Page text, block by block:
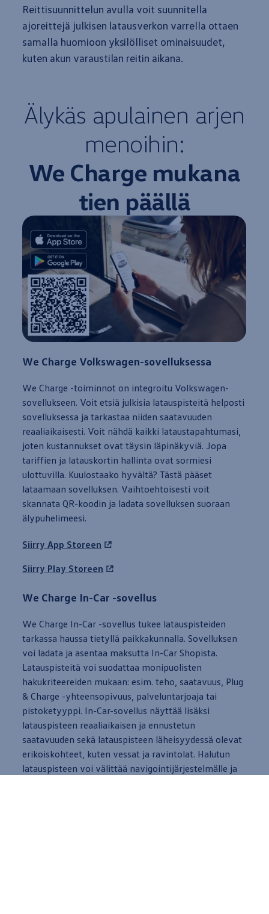
Reittisuunnittelun avulla voit suunnitella
ajoreittejä julkisen latausverkon varrella ottaen
samalla huomioon yksilölliset ominaisuudet,
kuten akun varaustilan reitin aikana.
Älykäs apulainen arjen
menoihin:
We Charge mukana
tien päällä
5 6
We Charge Volkswagen-sovelluksessa
We Charge -toiminnot on integroitu Volkswagen-
sovellukseen. Voit etsiä julkisia latauspisteitä helposti
sovelluksessa ja tarkastaa niiden saatavuuden
reaaliaikaisesti. Voit nähdä kaikki lataustapahtumasi,
joten kustannukset ovat täysin läpinäkyviä. Jopa
tariffien ja latauskortin hallinta ovat sormiesi
ulottuvilla. Kuulostaako hyvältä? Tästä pääset
lataamaan sovelluksen. Vaihtoehtoisesti voit
skannata QR-koodin ja ladata sovelluksen suoraan
älypuhelimeesi.
Siirry App Storeen
Siirry Play Storeen
We Charge In-Car -sovellus
We Charge In-Car -sovellus tukee latauspisteiden
tarkassa haussa tietyllä paikkakunnalla. Sovelluksen
voi ladata ja asentaa maksutta In-Car Shopista.
Latauspisteitä voi suodattaa monipuolisten
hakukriteereiden mukaan: esim. teho, saatavuus, Plug
& Charge -yhteensopivuus, palveluntarjoaja tai
pistoketyyppi. In-Car-sovellus näyttää lisäksi
latauspisteen reaaliaikaisen ja ennustetun
saatavuuden sekä latauspisteen läheisyydessä olevat
erikoiskohteet, kuten vessat ja ravintolat. Halutun
latauspisteen voi välittää navigointijärjestelmälle ja